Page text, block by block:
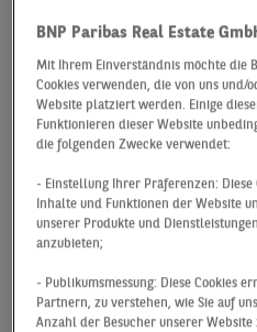
vermietet
Wilhelm-
Haus an
BNP Paribas Real Estate
Mit Ihrem Einverständnis möchte die
Cookies verwenden, die von uns und/
Website platziert werden. Einige
Funktionieren dieser Website
die folgenden Zwecke verwendet:
- Einstellung Ihrer Präferenzen: Diese
Inhalte und Funktionen der Website
unserer Produkte und
anzubieten;
- Publikumsmessung: Diese Cookies
Partnern, zu verstehen, wie Sie auf
Anzahl der Besucher unserer Website